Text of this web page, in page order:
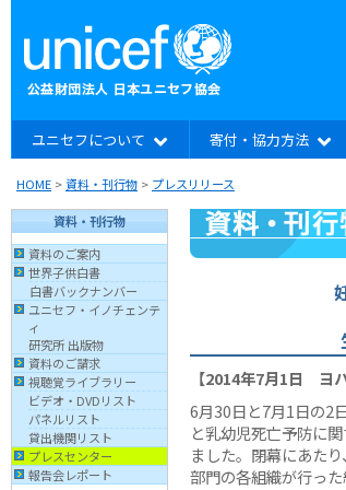
ユニセフについて 寄付・協力方法
HOME >資料・刊行物 > プレスリリース
資料・刊行物
資料のご案内
世界子供白書
白書バックナンバー
ユニセフ・イノチェンテ
ィ
研究所 出版物
資料のご請求
視聴覚ライブラリー
ビデオ・DVDリスト
パネルリスト
貸出機関リスト
プレスセンター
報告会レポート
【2014年7月1日 ヨ
6月30日と7月1日の2
と乳幼児死亡予防に
ました。閉幕にあた
部門の各組織が行っ